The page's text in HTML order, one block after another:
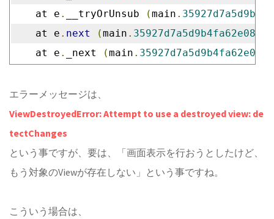
    at e
. __tryOrUnsub (main .
    at e
. next (main . 35927d7a5d9b4fa62e08
    at e
. _next (main . 35927d7a5d9b4fa62e08
エラーメッセージは、
ViewDestroyedError: Attempt to use a destroyed view: de
tectChanges
という事ですが、要は、「画面表示を行おうとしたけど、
もう対象のViewが存在しない」という事ですね。
こういう場合は、